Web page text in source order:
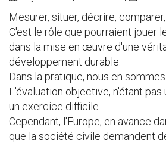
Mesurer, situer, décrire, comparer,
C'est le rôle que pourraient jouer
dans la mise en œuvre d'une
développement durable.
Dans la pratique, nous en
L'évaluation objective, n'étant pas
un exercice difficile.
Cependant, l'Europe, en avance
que la société civile demandent